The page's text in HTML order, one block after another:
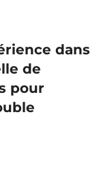
dans
de
pour